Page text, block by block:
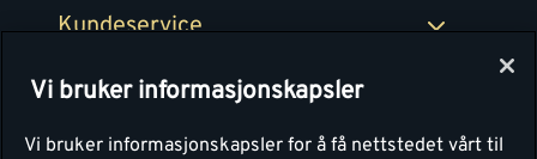
Kundeservice
Montér
Vi bruker informasjonskapsler
Vi bruker informasjonskapsler for å få nettstedet vårt til